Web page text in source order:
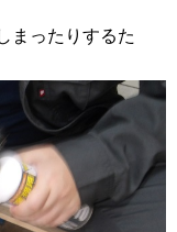
まったりするた